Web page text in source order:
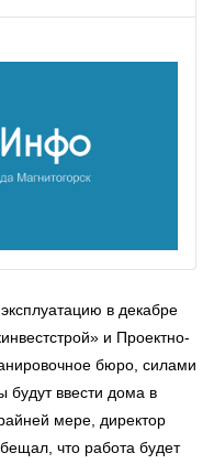
в декабре
и Проектно-
бюро, силами
будут ввести дома в
мере, директор
что работа будет